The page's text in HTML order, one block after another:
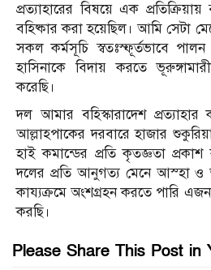
প্রত‍্যাহারের বিষয়ে এক
বহিষ্কার করা হয়েছিল। আমি সেটা
সকল কর্মসূচি স্বতঃস্ফূর্তভাবে
হাসিনাকে বিদায় করতে
করেছি।
দল আমার বহিস্কারাদেশ
আল্লাহপাকের দরবারে হাজার
হাই কমান্ডের প্রতি কৃতজ্ঞতা
দলের প্রতি আনুগত‍্য মেনে আস্হা
কায‍্যক্রমে অংশগ্রহন করতে পারি
করছি।
Please Share This Post in